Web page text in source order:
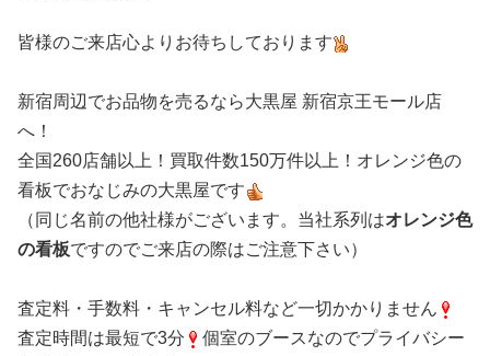
皆様のご来店心よりお待ちしております
新宿周辺でお品物を売るなら大黒屋 新宿京王モール店
へ！
全国260店舗以上！買取件数150万件以上！オレンジ色の
看板でおなじみの大黒屋です
（同じ名前の他社様がございます。当社系列はオレンジ色
の看板ですのでご来店の際はご注意下さい）
査定料・手数料・キャンセル料など一切かかりません
査定時間は最短で3分
個室のブースなのでプライバシー